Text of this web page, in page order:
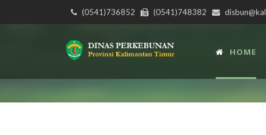
(0541)736852 (0541)748382
HOME